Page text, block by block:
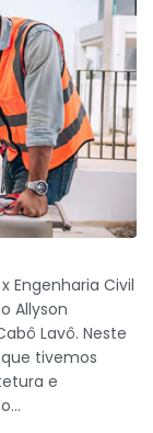
Engenharia Civil
Allyson
Lavô. Neste
tivemos
e